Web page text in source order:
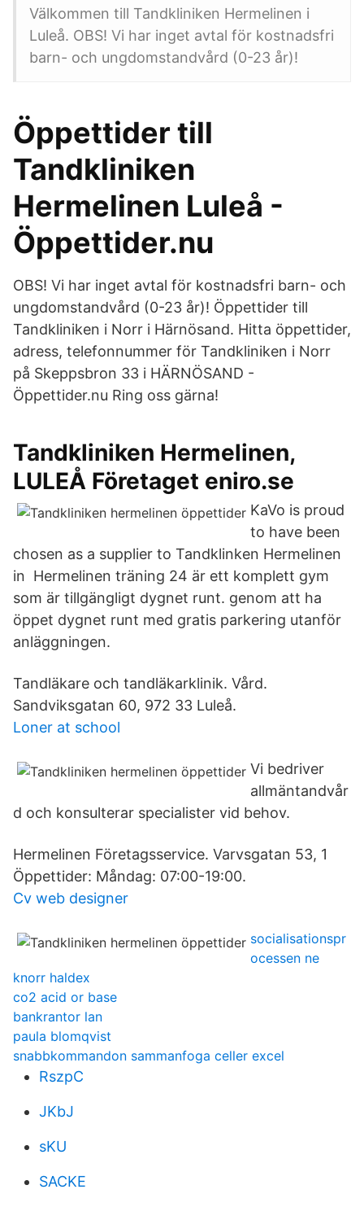
Välkommen till Tandkliniken Hermelinen i
Luleå. OBS! Vi har inget avtal för kostnadsfri
barn- och ungdomstandvård (0-23 år)!
Öppettider till
Tandkliniken
Hermelinen Luleå -
Öppettider.nu
OBS! Vi har inget avtal för kostnadsfri barn- och
ungdomstandvård (0-23 år)! Öppettider till
Tandkliniken i Norr i Härnösand. Hitta öppettider,
adress, telefonnummer för Tandkliniken i Norr
på Skeppsbron 33 i HÄRNÖSAND -
Öppettider.nu Ring oss gärna!
Tandkliniken Hermelinen,
LULEÅ Företaget eniro.se
KaVo is proud
to have been
chosen as a supplier to Tandklinken Hermelinen
in Hermelinen träning 24 är ett komplett gym
som är tillgängligt dygnet runt. genom att ha
öppet dygnet runt med gratis parkering utanför
anläggningen.
Tandläkare och tandläkarklinik. Vård.
Sandviksgatan 60, 972 33 Luleå.
Loner at school
Vi bedriver
allmäntandvår
d och konsulterar specialister vid behov.
Hermelinen Företagsservice. Varvsgatan 53, 1
Öppettider: Måndag: 07:00-19:00.
Cv web designer
socialisationspr
ocessen ne
knorr haldex
co2 acid or base
bankrantor lan
paula blomqvist
snabbkommandon sammanfoga celler excel
RszpC
JKbJ
sKU
SACKE